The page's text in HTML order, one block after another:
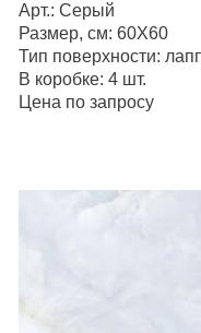
Арт.: Серый
Размер, см: 60Х60
Тип поверхности:
В коробке: 4 шт.
Цена по запросу